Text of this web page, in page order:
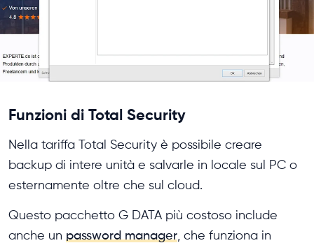
Funzioni di Total Security
Nella tariffa Total Security è possibile creare
backup di intere unità e salvarle in locale sul PC o
esternamente oltre che sul cloud.
Questo pacchetto G DATA più costoso include
anche un password manager , che funziona in